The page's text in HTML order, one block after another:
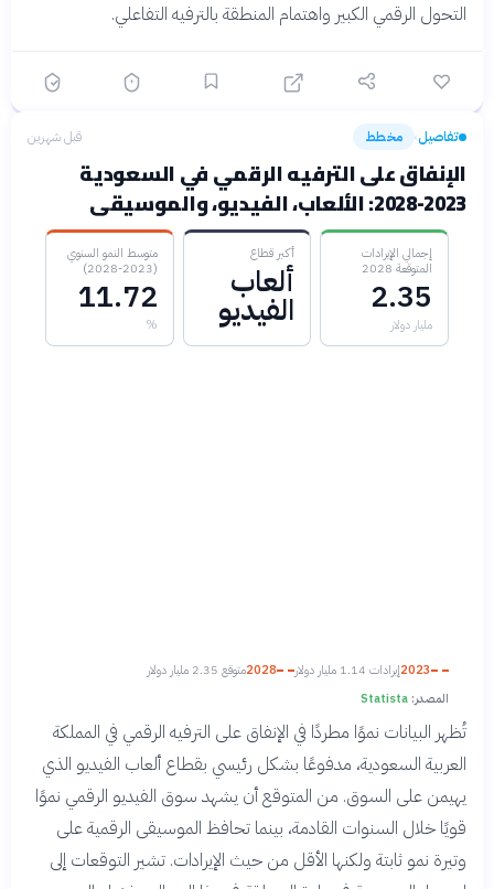
التحول الرقمي الكبير واهتمام المنطقة بالترفيه التفاعلي.
تفاصيل› مخطط قبل شهرين
الإنفاق على الترفيه الرقمي في السعودية
2023-2028: الألعاب، الفيديو، والموسيقى
إجمالي الإيرادات
المتوقعة 2028
2.35
مليار دولار
أكبر قطاع
ألعاب
الفيديو
متوسط النمو السنوي
(2023-2028)
11.72
%
2023إيرادات 1.14 مليار دولار 2028متوقع 2.35 مليار دولار
المصدر: Statista
تُظهر البيانات نموًا مطردًا في الإنفاق على الترفيه الرقمي في المملكة
العربية السعودية، مدفوعًا بشكل رئيسي بقطاع ألعاب الفيديو الذي
يهيمن على السوق. من المتوقع أن يشهد سوق الفيديو الرقمي نموًا
قويًا خلال السنوات القادمة، بينما تحافظ الموسيقى الرقمية على
وتيرة نمو ثابتة ولكنها الأقل من حيث الإيرادات. تشير التوقعات إلى